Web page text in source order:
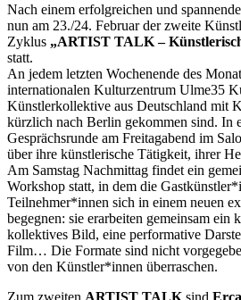
Nach einem erfolgreichen und
nun am 23./24. Februar der zweite
Zyklus „ARTIST TALK –
statt.
An jedem letzten Wochenende des
internationalen Kulturzentrum Ulme35
Künstlerkollektive aus Deutschland mit
kürzlich nach Berlin gekommen sind. In
Gesprächsrunde am Freitagabend im
über ihre künstlerische Tätigkeit, ihrer
Am Samstag Nachmittag findet ein
Workshop statt, in dem die
Teilnehmer*innen sich in einem neuen
begegnen: sie erarbeiten gemeinsam ein
kollektives Bild, eine performative
Film… Die Formate sind nicht
von den Künstler*innen überraschen.
Zum zweiten ARTIST TALK sind